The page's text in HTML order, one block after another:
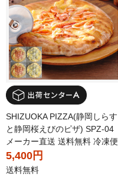
SHIZUOKA PIZZA(静岡しらす
と静岡桜えびのピザ) SPZ-04
メーカー直送 送料無料 冷凍便
5,400円
送料無料